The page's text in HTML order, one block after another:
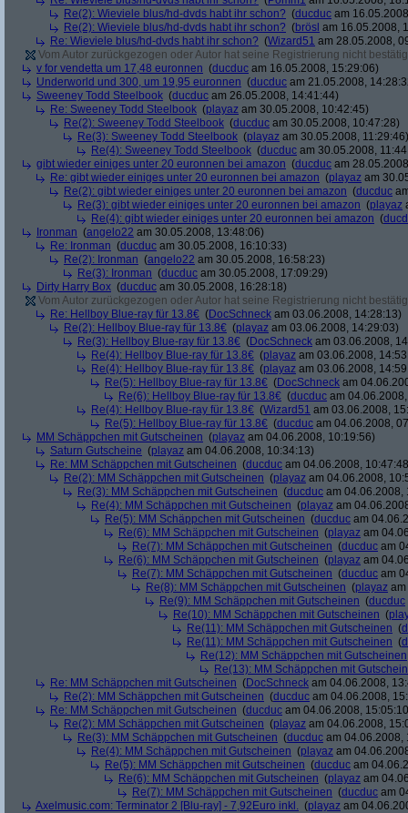
Re(2): Wieviele blus/hd-dvds habt ihr schon? (ducduc am
Re(2): Wieviele blus/hd-dvds habt ihr schon? (brösl am 16.05.2008,
Re: Wieviele blus/hd-dvds habt ihr schon? (Wizard51 am 28.05.2008,
Vom Autor zurückgezogen oder Autor hat seine Registrierung nicht
v for vendetta um 17,48 euronnen (ducduc am 16.05.2008, 15:29:06)
Underworld und 300, um 19,95 euronnen (ducduc am 21.05.2008,
Sweeney Todd Steelbook (ducduc am 26.05.2008, 14:41:44)
Re: Sweeney Todd Steelbook (playaz am 30.05.2008, 10:42:45)
Re(2): Sweeney Todd Steelbook (ducduc am 30.05.2008, 10:47:28)
Re(3): Sweeney Todd Steelbook (playaz am 30.05.2008, 11:29:46)
Re(4): Sweeney Todd Steelbook (ducduc am 30.05.2008,
gibt wieder einiges unter 20 euronnen bei amazon (ducduc am
Re: gibt wieder einiges unter 20 euronnen bei amazon (playaz am
Re(2): gibt wieder einiges unter 20 euronnen bei amazon (ducduc
Re(3): gibt wieder einiges unter 20 euronnen bei amazon (playaz
Re(4): gibt wieder einiges unter 20 euronnen bei amazon (
Ironman (angelo22 am 30.05.2008, 13:48:06)
Re: Ironman (ducduc am 30.05.2008, 16:10:33)
Re(2): Ironman (angelo22 am 30.05.2008, 16:58:23)
Re(3): Ironman (ducduc am 30.05.2008, 17:09:29)
Dirty Harry Box (ducduc am 30.05.2008, 16:28:18)
Vom Autor zurückgezogen oder Autor hat seine Registrierung nicht
Re: Hellboy Blue-ray für 13.8€ (DocSchneck am 03.06.2008, 14:28:13)
Re(2): Hellboy Blue-ray für 13.8€ (playaz am 03.06.2008, 14:29:03)
Re(3): Hellboy Blue-ray für 13.8€ (DocSchneck am 03.06.2008,
Re(4): Hellboy Blue-ray für 13.8€ (playaz am 03.06.2008,
Re(4): Hellboy Blue-ray für 13.8€ (playaz am 03.06.2008,
Re(5): Hellboy Blue-ray für 13.8€ (DocSchneck am
Re(6): Hellboy Blue-ray für 13.8€ (ducduc am
Re(4): Hellboy Blue-ray für 13.8€ (Wizard51 am 03.06.2008,
Re(5): Hellboy Blue-ray für 13.8€ (ducduc am 04.06.2008,
MM Schäppchen mit Gutscheinen (playaz am 04.06.2008, 10:19:56)
Saturn Gutscheine (playaz am 04.06.2008, 10:34:13)
Re: MM Schäppchen mit Gutscheinen (ducduc am 04.06.2008,
Re(2): MM Schäppchen mit Gutscheinen (playaz am 04.06.2008,
Re(3): MM Schäppchen mit Gutscheinen (ducduc am 04.06.2008,
Re(4): MM Schäppchen mit Gutscheinen (playaz am
Re(5): MM Schäppchen mit Gutscheinen (ducduc am
Re(6): MM Schäppchen mit Gutscheinen (playaz am
Re(7): MM Schäppchen mit Gutscheinen (ducduc am
Re(6): MM Schäppchen mit Gutscheinen (playaz am
Re(7): MM Schäppchen mit Gutscheinen (ducduc am
Re(8): MM Schäppchen mit Gutscheinen (playaz
Re(9): MM Schäppchen mit Gutscheinen (ducduc
Re(10): MM Schäppchen mit Gutscheinen (
Re(11): MM Schäppchen mit Gutscheinen (
Re(11): MM Schäppchen mit Gutscheinen (
Re(12): MM Schäppchen mit Gutscheinen
Re(13): MM Schäppchen mit
Re: MM Schäppchen mit Gutscheinen (DocSchneck am 04.06.2008,
Re(2): MM Schäppchen mit Gutscheinen (ducduc am 04.06.2008,
Re: MM Schäppchen mit Gutscheinen (ducduc am 04.06.2008,
Re(2): MM Schäppchen mit Gutscheinen (playaz am 04.06.2008,
Re(3): MM Schäppchen mit Gutscheinen (ducduc am 04.06.2008,
Re(4): MM Schäppchen mit Gutscheinen (playaz am
Re(5): MM Schäppchen mit Gutscheinen (ducduc am
Re(6): MM Schäppchen mit Gutscheinen (playaz am
Re(7): MM Schäppchen mit Gutscheinen (ducduc am
Axelmusic.com: Terminator 2 [Blu-ray] - 7,92Euro inkl. (playaz am